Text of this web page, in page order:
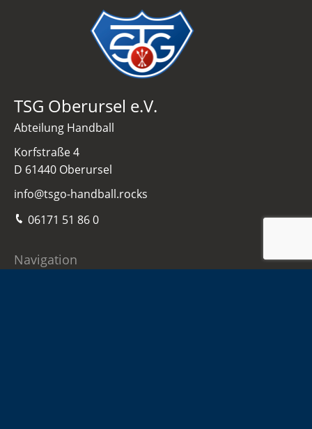
TSG Oberursel e.V.
Abteilung Handball
Korfstraße 4
D 61440 Oberursel
info@tsgo-handball.rocks
06171 51 86 0
Navigation